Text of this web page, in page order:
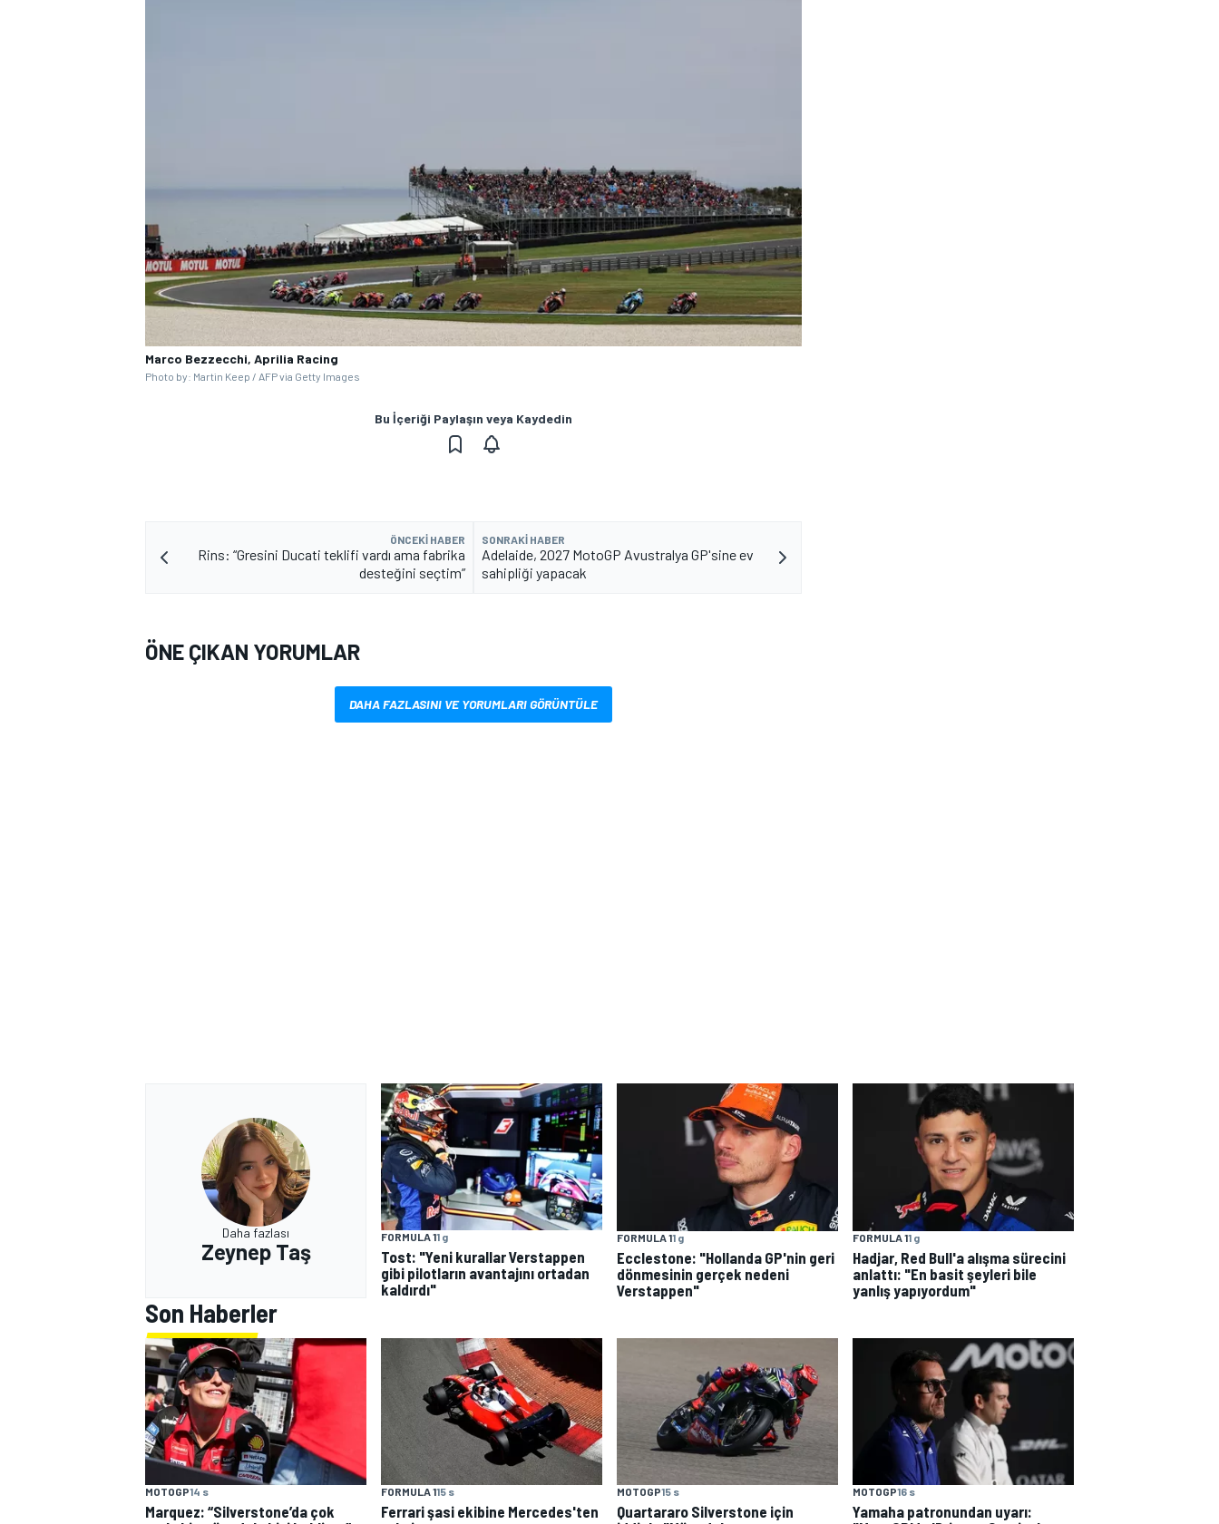
Marco Bezzecchi, Aprilia Racing
Photo by: Martin Keep / AFP via Getty Images
Bu İçeriği Paylaşın veya Kaydedin
ÖNCEKI HABER
Rins: “Gresini Ducati teklifi vardı ama fabrika
desteğini seçtim”
SONRAKI HABER
Adelaide, 2027 MotoGP Avustralya GP'sine ev
sahipliği yapacak
ÖNE ÇIKAN YORUMLAR
DAHA FAZLASINI VE YORUMLARI GÖRÜNTÜLE
Daha fazlası
Zeynep Taş
FORMULA 11 g
Tost: "Yeni kurallar Verstappen
gibi pilotların avantajını ortadan
kaldırdı"
FORMULA 11 g
Ecclestone: "Hollanda GP'nin geri
dönmesinin gerçek nedeni
Verstappen"
FORMULA 11 g
Hadjar, Red Bull'a alışma sürecini
anlattı: "En basit şeyleri bile
yanlış yapıyordum"
Son Haberler
MOTOGP14 s
Marquez: “Silverstone’da çok
FORMULA 115 s
Ferrari şasi ekibine Mercedes'ten
MOTOGP15 s
Quartararo Silverstone için
MOTOGP16 s
Yamaha patronundan uyarı: